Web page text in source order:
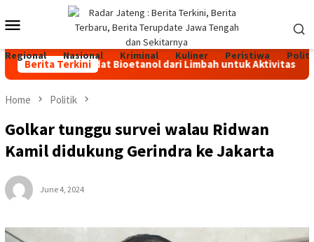
to
Mobile
Menu
Regional Nasional Kriminal Kuliner Peristiwa
Berita Terkini
Bakar Padat Bioetanol dari Limbah untuk Aktivitas Outdoor
Home Politik
Golkar tunggu survei walau Ridwan
Kamil didukung Gerindra ke Jakarta
June 4, 2024